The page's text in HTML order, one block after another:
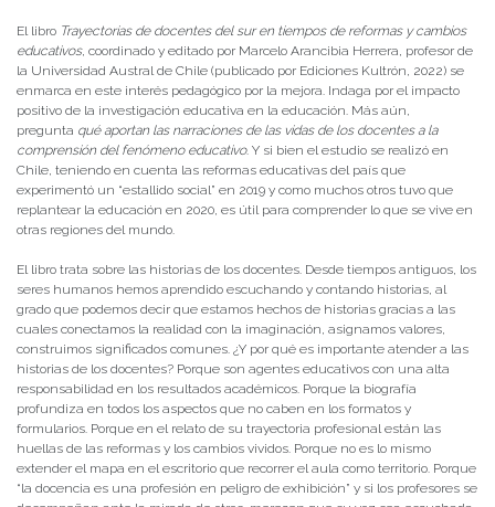
El libro Trayectorias de docentes del sur en tiempos de reformas y cambios
educativos, coordinado y editado por Marcelo Arancibia Herrera, profesor de
la Universidad Austral de Chile (publicado por Ediciones Kultrón, 2022) se
enmarca en este interés pedagógico por la mejora. Indaga por el impacto
positivo de la investigación educativa en la educación. Más aún,
pregunta qué aportan las narraciones de las vidas de los docentes a la
comprensión del fenómeno educativo. Y si bien el estudio se realizó en
Chile, teniendo en cuenta las reformas educativas del país que
experimentó un “estallido social” en 2019 y como muchos otros tuvo que
replantear la educación en 2020, es útil para comprender lo que se vive en
otras regiones del mundo.
El libro trata sobre las historias de los docentes. Desde tiempos antiguos, los
seres humanos hemos aprendido escuchando y contando historias, al
grado que podemos decir que estamos hechos de historias gracias a las
cuales conectamos la realidad con la imaginación, asignamos valores,
construimos significados comunes. ¿Y por qué es importante atender a las
historias de los docentes? Porque son agentes educativos con una alta
responsabilidad en los resultados académicos. Porque la biografía
profundiza en todos los aspectos que no caben en los formatos y
formularios. Porque en el relato de su trayectoria profesional están las
huellas de las reformas y los cambios vividos. Porque no es lo mismo
extender el mapa en el escritorio que recorrer el aula como territorio. Porque
“la docencia es una profesión en peligro de exhibición” y si los profesores se